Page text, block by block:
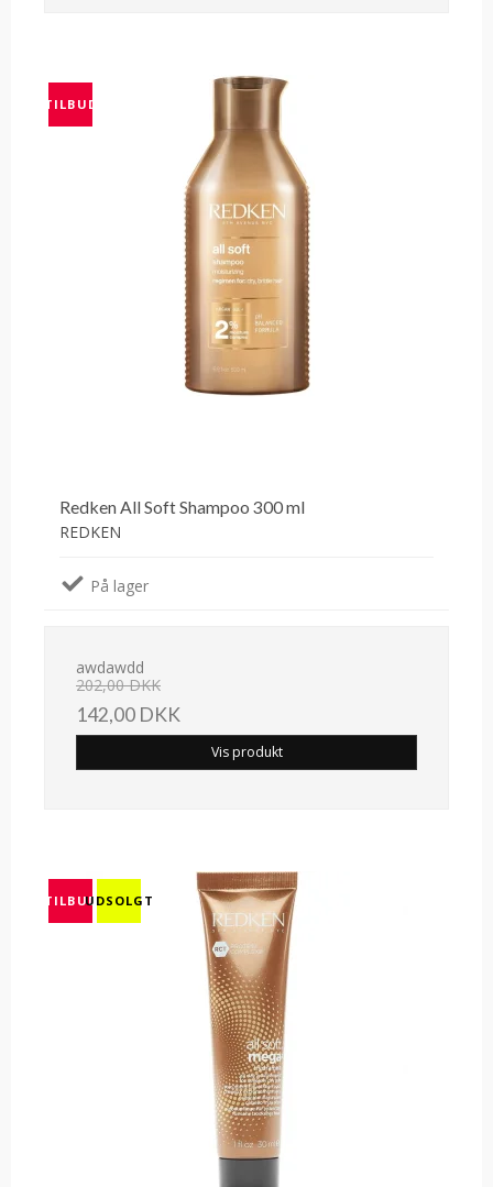
TILBUD
Redken All Soft Shampoo 300 ml
REDKEN
På lager
awdawdd
202,00 DKK
142,00 DKK
Vis produkt
TILBUDUDSOLGT